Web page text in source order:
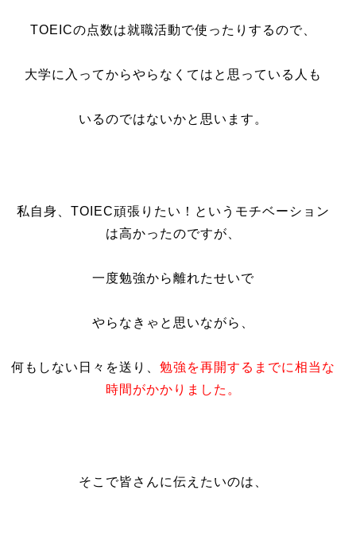
TOEICの点数は就職活動で使ったりするので、
大学に入ってからやらなくてはと思っている人も
いるのではないかと思います。
私自身、TOIEC頑張りたい！というモチベーション
は高かったのですが、
一度勉強から離れたせいで
やらなきゃと思いながら、
何もしない日々を送り、勉強を再開するまでに相当な
時間がかかりました。
そこで皆さんに伝えたいのは、